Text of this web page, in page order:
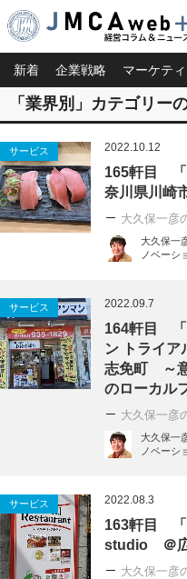
新着 企業戦略 マーケテ
「業界別」カテゴリー
サービス 2022.10.12
165軒目 「
奈川県川崎
大久保一彦
大久保一
ノベーシ
サービス 2022.09.7
164軒目 「
ン トライ
志免町 ～
のローカル
大久保一彦
大久保一
ノベーシ
サービス 2022.08.3
163軒目 「
studio ＠広
大久保一彦